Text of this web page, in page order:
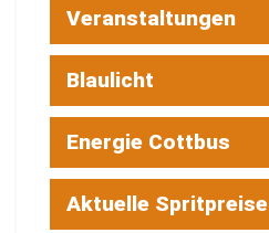
Veranstaltungen
Blaulicht
Energie Cottbus
Aktuelle Spritpreise